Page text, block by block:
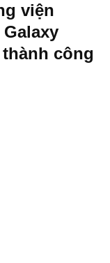
viện
công